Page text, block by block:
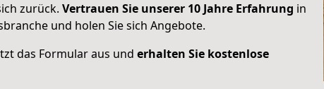
zurück. Vertrauen Sie unserer 10 Jahre Erfahrung in
und holen Sie sich Angebote.
das Formular aus und erhalten Sie kostenlose